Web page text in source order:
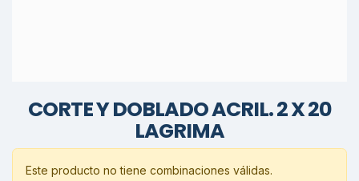
CORTE Y DOBLADO ACRIL. 2 X 20
LAGRIMA
Este producto no tiene combinaciones válidas.